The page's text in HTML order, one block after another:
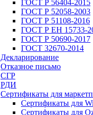
ГОСТ Р 56404-2015
ГОСТ Р 52058-2003
ГОСТ Р 51108-2016
ГОСТ Р ЕН 15733-
ГОСТ Р 50690-2017
ГОСТ 32670-2014
Декларирование
Отказное письмо
СГР
РДИ
Сертификаты для
Сертификаты для
Сертификаты для